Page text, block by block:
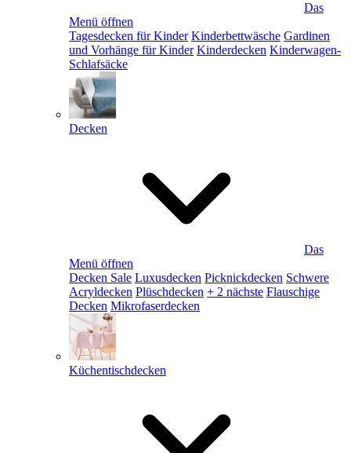
Das
Menü öffnen
Tagesdecken für Kinder Kinderbettwäsche Gardinen
und Vorhänge für Kinder Kinderdecken Kinderwagen-
Schlafsäcke
Decken
Das
Menü öffnen
Decken Sale Luxusdecken Picknickdecken Schwere
Acryldecken Plüschdecken + 2 nächste Flauschige
Decken Mikrofaserdecken
Küchentischdecken